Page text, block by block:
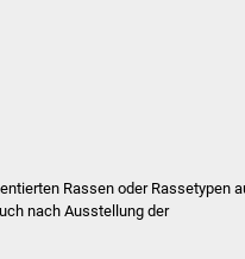
Rassen oder Rassetypen
nach Ausstellung der